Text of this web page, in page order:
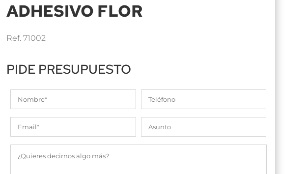
ADHESIVO FLOR
Ref. 71002
PIDE PRESUPUESTO